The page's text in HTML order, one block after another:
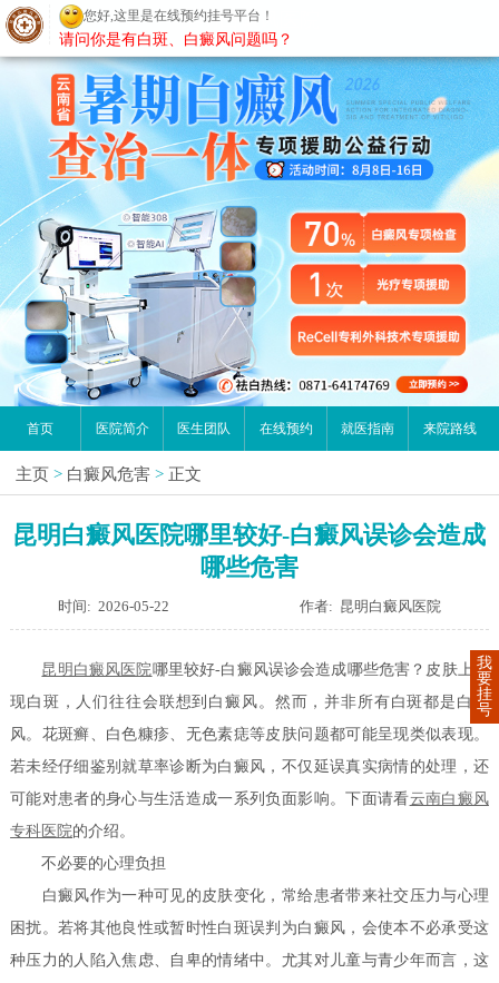
昆明白癜风医院
首页 医院简介 医生团队 在线预约 就医指南 来院路线
主页 > 白癜风危害 > 正文
昆明白癜风医院哪里较好-白癜风误诊会造成
哪些危害
时间: 2026-05-22 作者: 昆明白癜风医院
昆明白癜风医院哪里较好-白癜风误诊会造成哪些危害？皮肤上出
现白斑，人们往往会联想到白癜风。然而，并非所有白斑都是白癜
风。花斑癣、白色糠疹、无色素痣等皮肤问题都可能呈现类似表现。
若未经仔细鉴别就草率诊断为白癜风，不仅延误真实病情的处理，还
可能对患者的身心与生活造成一系列负面影响。下面请看云南白癜风
专科医院的介绍。
不必要的心理负担
白癜风作为一种可见的皮肤变化，常给患者带来社交压力与心理
困扰。若将其他良性或暂时性白斑误判为白癜风，会使本不必承受这
种压力的人陷入焦虑、自卑的情绪中。尤其对儿童与青少年而言，这
我
要
挂
号
您好,这里是在线预约挂号平台！
请问你是有白斑、白癜风问题吗？